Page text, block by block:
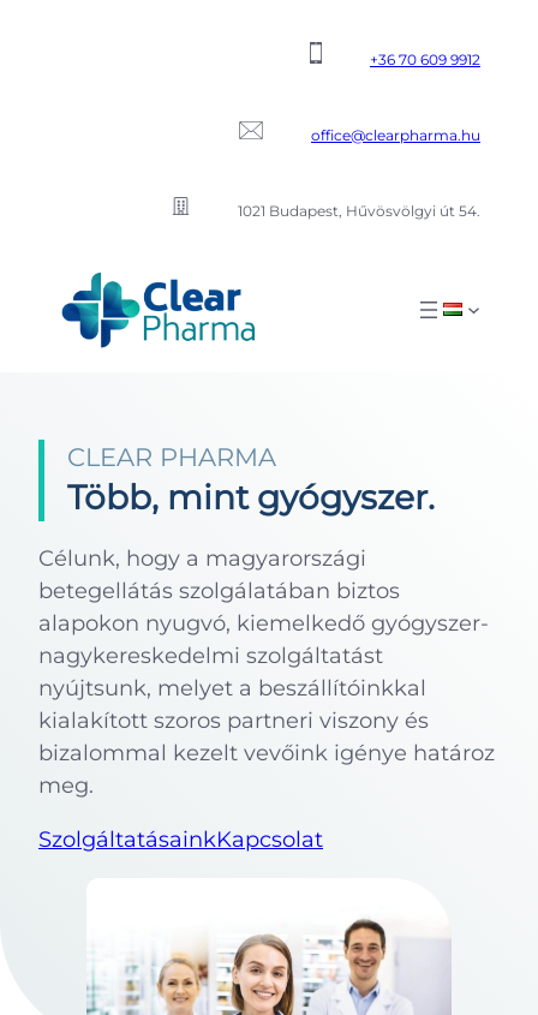
+36 70 609 9912
office@clearpharma.hu
1021 Budapest, Hűvösvölgyi út 54.
CLEAR PHARMA
Több, mint gyógyszer.
Célunk, hogy a magyarországi
betegellátás szolgálatában biztos
alapokon nyugvó, kiemelkedő gyógyszer-
nagykereskedelmi szolgáltatást
nyújtsunk, melyet a beszállítóinkkal
kialakított szoros partneri viszony és
bizalommal kezelt vevőink igénye határoz
meg.
SzolgáltatásainkKapcsolat